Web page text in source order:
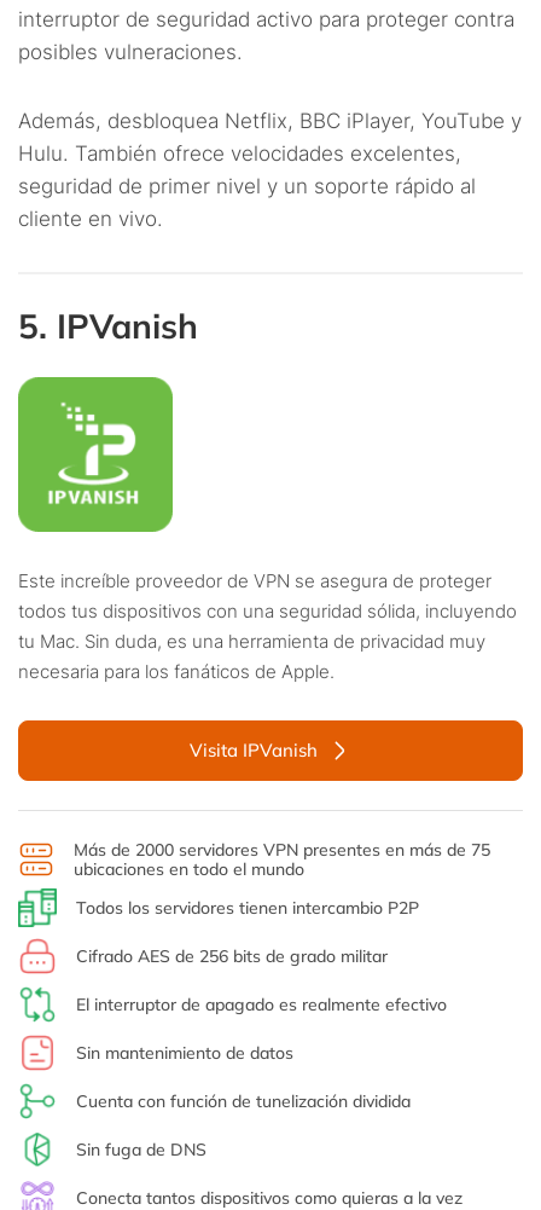
interruptor de seguridad activo para proteger contra
posibles vulneraciones.
Además, desbloquea Netflix, BBC iPlayer, YouTube y
Hulu. También ofrece velocidades excelentes,
seguridad de primer nivel y un soporte rápido al
cliente en vivo.
5. IPVanish
Este increíble proveedor de VPN se asegura de proteger
todos tus dispositivos con una seguridad sólida, incluyendo
tu Mac. Sin duda, es una herramienta de privacidad muy
necesaria para los fanáticos de Apple.
Visita IPVanish
Más de 2000 servidores VPN presentes en más de 75
ubicaciones en todo el mundo
Todos los servidores tienen intercambio P2P
Cifrado AES de 256 bits de grado militar
El interruptor de apagado es realmente efectivo
Sin mantenimiento de datos
Cuenta con función de tunelización dividida
Sin fuga de DNS
Conecta tantos dispositivos como quieras a la vez